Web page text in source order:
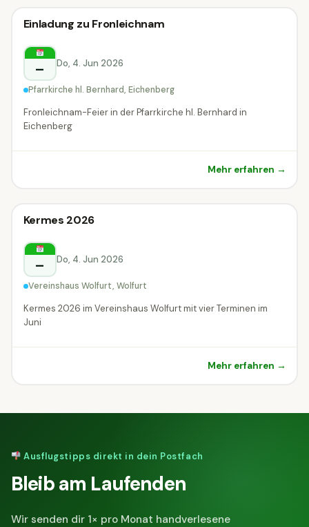
Sonstiges
Eichenberg
Sonstiges
Einladung zu Fronleichnam
– Do, 4. Jun 2026
Pfarrkirche hl. Bernhard, Eichenberg
Fronleichnam-Feier in der Pfarrkirche hl. Bernhard in
Eichenberg
Mehr erfahren →
Sonstiges
Wolfurt
Sonstiges
Kermes 2026
– Do, 4. Jun 2026
Vereinshaus Wolfurt, Wolfurt
Kermes 2026 im Vereinshaus Wolfurt mit vier Terminen im
Juni
Mehr erfahren →
Ausflugstipps direkt in dein Postfach
Bleib am Laufenden
Wir senden dir 1× pro Monat handverlesene